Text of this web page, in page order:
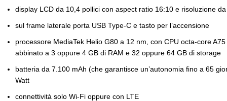
display LCD da 10,4 pollici con aspect ratio 16:10 e risoluzione
sul frame laterale porta USB Type-C e tasto per l’accensione
processore MediaTek Helio G80 a 12 nm, con CPU octa-core
abbinato a 3 oppure 4 GB di RAM e 32 oppure 64 GB di storage
batteria da 7.100 mAh (che garantisce un’autonomia fino a 65
Watt
connettività solo Wi-Fi oppure con LTE